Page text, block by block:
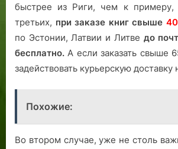
быстрее из Риги, чем к примеру,
третьих, при заказе книг свыше 40
по Эстонии, Латвии и Литве до
бесплатно. А если заказать свыше
задействовать курьерскую доставку
Похожие:
Во втором случае, уже не столь